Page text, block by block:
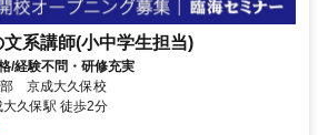
系講師(小中学生担当)
/経験不問・研修充実
部 京成大久保校
久保駅 徒歩2分